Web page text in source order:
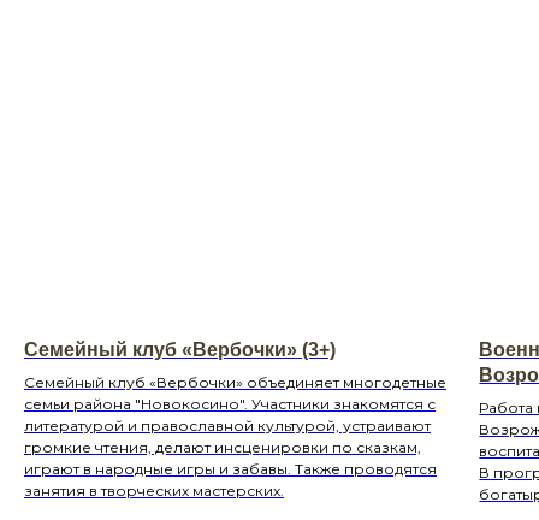
Семейный клуб «Вербочки» (3+)
Семейный клуб «Вербочки» объединяет многодетные
семьи района "Новокосино". Участники знакомятся с
литературой и православной культурой, устраивают
громкие чтения, делают инсценировки по сказкам,
играют в народные игры и забавы. Также проводятся
занятия в творческих мастерских.
Работа
В